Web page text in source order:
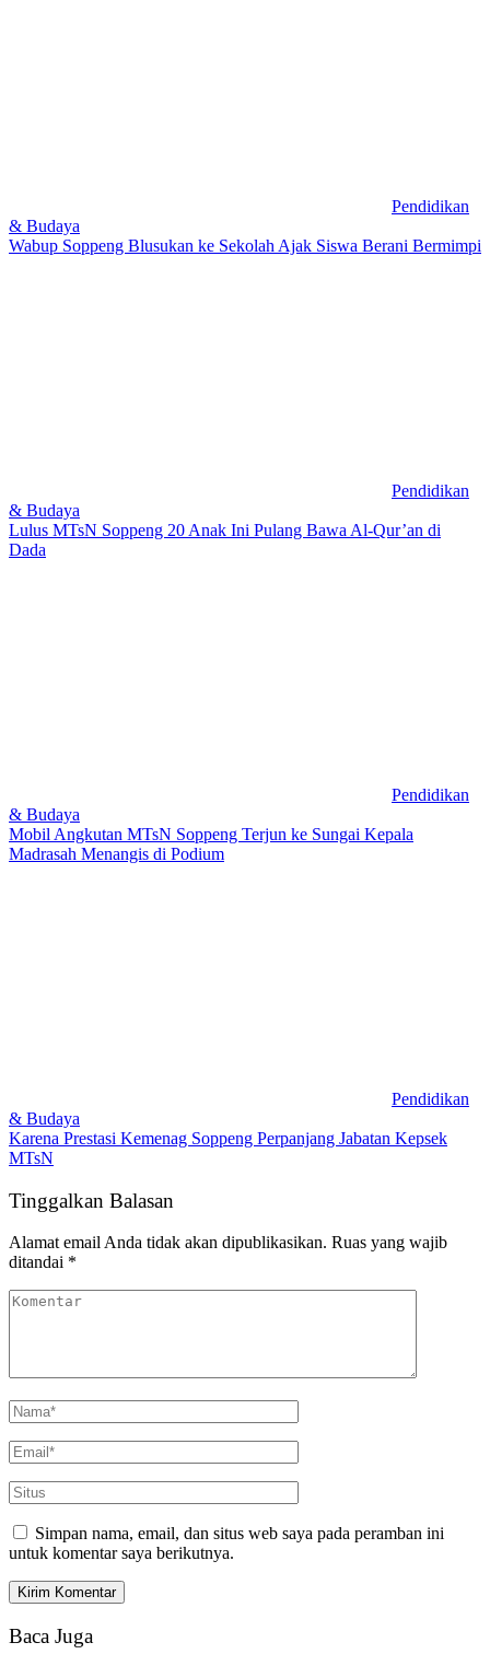
Pendidikan
& Budaya
Wabup Soppeng Blusukan ke Sekolah Ajak Siswa Berani Bermimpi
Pendidikan
& Budaya
Lulus MTsN Soppeng 20 Anak Ini Pulang Bawa Al-Qur’an di
Dada
Pendidikan
& Budaya
Mobil Angkutan MTsN Soppeng Terjun ke Sungai Kepala
Madrasah Menangis di Podium
Pendidikan
& Budaya
Karena Prestasi Kemenag Soppeng Perpanjang Jabatan Kepsek
MTsN
Tinggalkan Balasan
Alamat email Anda tidak akan dipublikasikan. Ruas yang wajib
ditandai *
Simpan nama, email, dan situs web saya pada peramban ini
untuk komentar saya berikutnya.
Baca Juga